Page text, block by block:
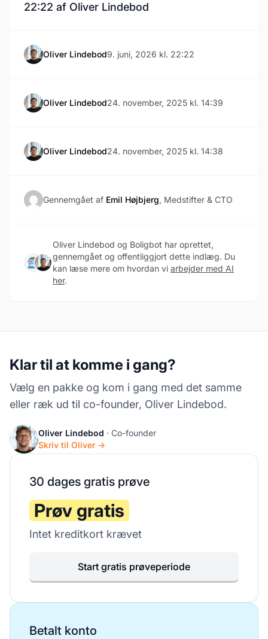
22:22 af Oliver Lindebod
Oliver Lindebod9. juni, 2026 kl. 22:22
Oliver Lindebod24. november, 2025 kl. 14:39
Oliver Lindebod24. november, 2025 kl. 14:38
Gennemgået af Emil Højbjerg, Medstifter & CTO
Oliver Lindebod og Boligbot har oprettet,
gennemgået og offentliggjort dette indlæg. Du
kan læse mere om hvordan vi arbejder med AI
her.
Klar til at komme i gang?
Vælg en pakke og kom i gang med det samme
eller ræk ud til co-founder, Oliver Lindebod.
Oliver Lindebod · Co-founder
Skriv til Oliver →
30 dages gratis prøve
Prøv gratis
Intet kreditkort krævet
Start gratis prøveperiode
Betalt konto